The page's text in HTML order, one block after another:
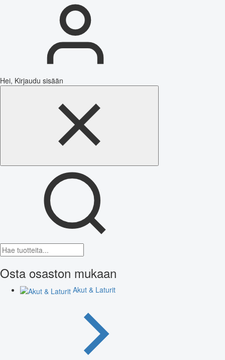
Hei, Kirjaudu sisään
Osta osaston mukaan
Akut & Laturit